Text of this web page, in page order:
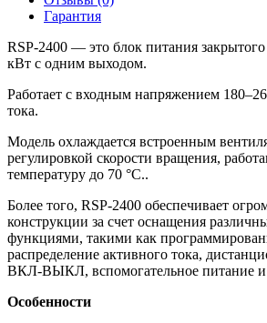
Гарантия
RSP-2400 — это блок питания
кВт с одним выходом.
Работает с входным напряжением
тока.
Модель охлаждается встроенным
регулировкой скорости вращения,
температуру до 70 °C..
Более того, RSP-2400 обеспечивает
конструкции за счет оснащения
функциями, такими как
распределение активного тока,
ВКЛ-ВЫКЛ, вспомогательное питание и
Особенности